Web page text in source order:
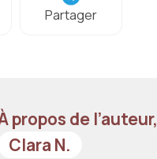
Partager
propos de l’auteur,
Clara N.